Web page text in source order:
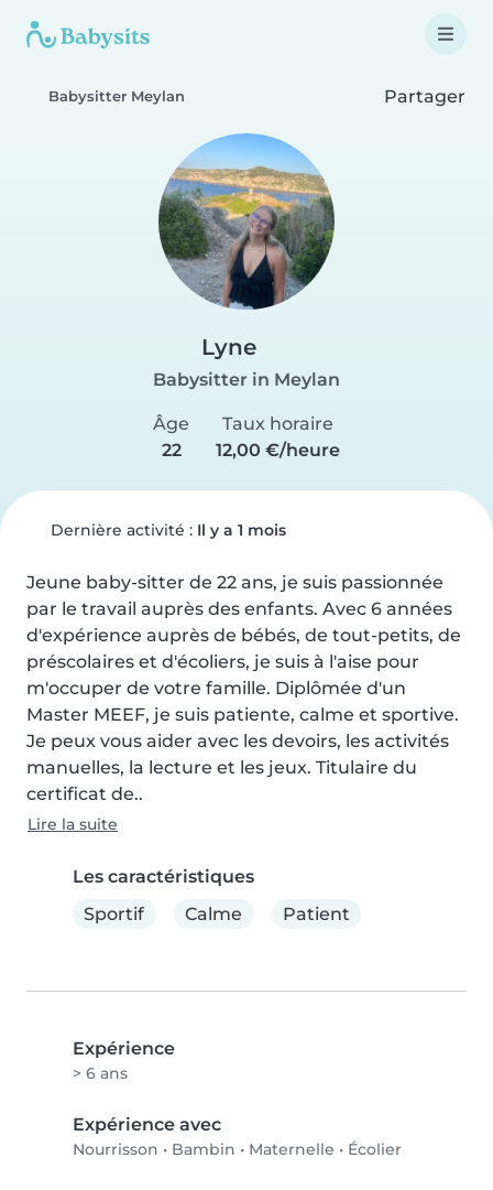
Babysitter Meylan Partager
Lyne
Babysitter in Meylan
Âge
22
Taux horaire
12,00 €/heure
Dernière activité : Il y a 1 mois
Jeune baby-sitter de 22 ans, je suis passionnée
par le travail auprès des enfants. Avec 6 années
d'expérience auprès de bébés, de tout-petits, de
préscolaires et d'écoliers, je suis à l'aise pour
m'occuper de votre famille. Diplômée d'un
Master MEEF, je suis patiente, calme et sportive.
Je peux vous aider avec les devoirs, les activités
manuelles, la lecture et les jeux. Titulaire du
certificat de..
Lire la suite
Les caractéristiques
Sportif
Calme Patient
Expérience
> 6 ans
Expérience avec
Nourrisson • Bambin • Maternelle • Écolier